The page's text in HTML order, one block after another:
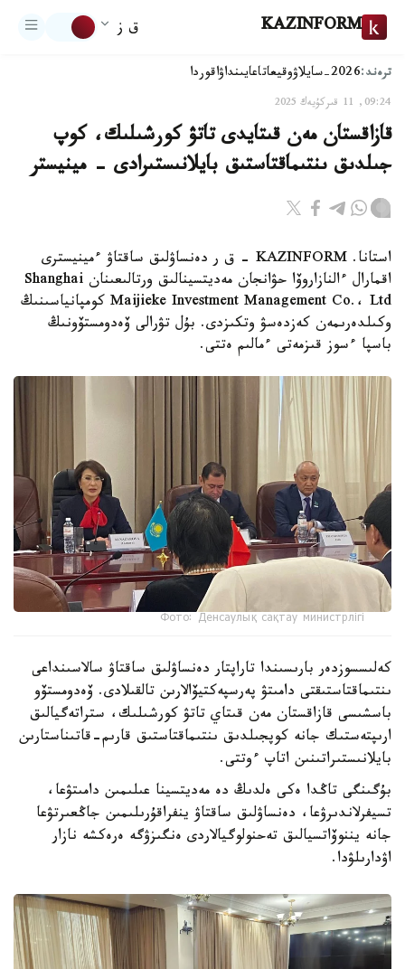
KAZINFORM ق ز
ترەند:2026-سايلاۋ وقيعاتاعايىنداۋاقوردا
09:24, 11 قىركۇيەك 2025
قازاقستان مەن قىتايدى تاتۋ كورشىلىك، كوپ
جىلدىق ىنتىماقتاستىق بايلانىستىرادى - مينيستر
استانا. KAZINFORM - ق ر دەنساۋلىق ساقتاۋ ءمينيسترى
اقمارال ءالنازاروۆا حۋانجان مەديتسينالىق ورتالىعىنان Shanghai
Maijieke Investment Management Co.، Ltd كومپانياسىنىڭ
وكىلدەرىمەن كەزدەسۋ وتكىزدى. بۇل تۋرالى ۆەدومستۆونىڭ
باسپا ءسوز قىزمەتى ءمالىم ەتتى.
Фото: Денсаулық сақтау министрлігі
كەلىسسوزدەر بارىسىندا تاراپتار دەنساۋلىق ساقتاۋ سالاسىنداعى
ىنتىماقتاستىقتى دامىتۋ پەرسپەكتيۆالارىن تالقىلادى. ۆەدومستۆو
باسشىسى قازاقستان مەن قىتاي تاتۋ كورشىلىك، ستراتەگيالىق
ارىپتەستىك جانە كوپجىلدىق ىنتىماقتاستىق قارىم-قاتىناستارىن
بايلانىستىراتىنىن اتاپ ءوتتى.
بۇگىنگى تاڭدا ەكى ەلدىڭ دە مەديتسينا عىلىمىن دامىتۋعا،
تسيفرلاندىرۋعا، دەنساۋلىق ساقتاۋ ينفراقۇرىلىمىن جاڭعىرتۋعا
جانە يننوۆاتسيالىق تەحنولوگيالاردى ەنگىزۋگە ەرەكشە نازار
اۋدارىلۋدا.